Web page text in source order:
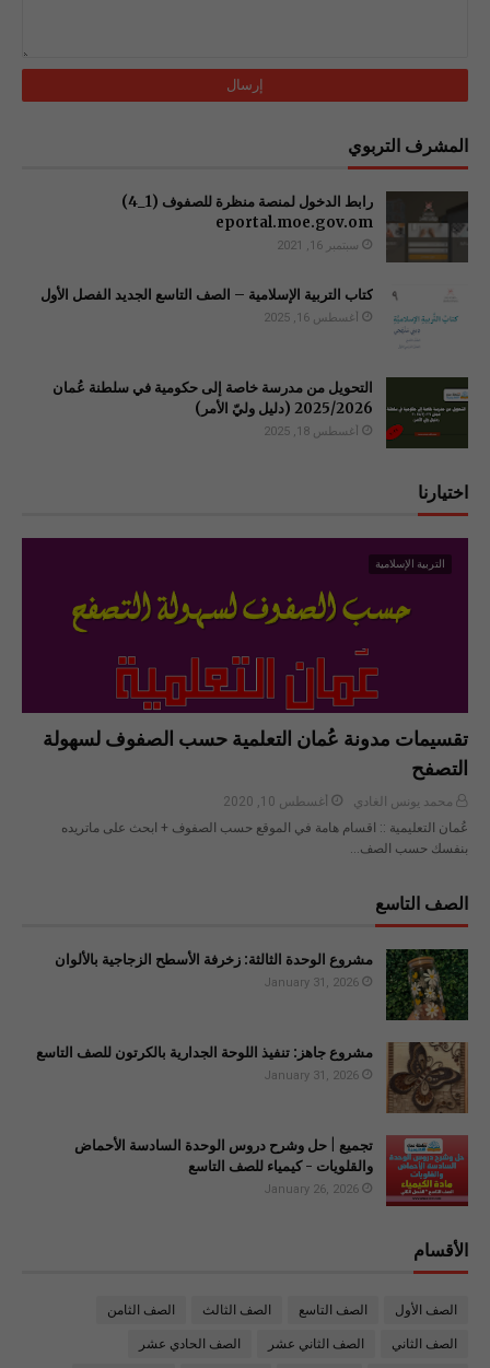
المشرف التربوي
رابط الدخول لمنصة منظرة للصفوف (1_4)
سبتمبر 16, 2021
كتاب التربية الإسلامية – الصف التاسع الجديد الفصل الأول
أغسطس 16, 2025
التحويل من مدرسة خاصة إلى حكومية في سلطنة عُمان
2025/2026 (دليل وليّ الأمر)
أغسطس 18, 2025
اختيارنا
التربية الإسلامية
تقسيمات مدونة عُمان التعلمية حسب الصفوف لسهولة
التصفح
محمد يونس الغادي
أغسطس 10, 2020
عُمان التعليمية :: اقسام هامة في الموقع حسب الصفوف + ابحث على ماتريده
بنفسك حسب الصف…
الصف التاسع
مشروع الوحدة الثالثة: زخرفة الأسطح الزجاجية بالألوان
January 31, 2026
مشروع جاهز: تنفيذ اللوحة الجدارية بالكرتون للصف التاسع
January 31, 2026
تجميع | حل وشرح دروس الوحدة السادسة الأحماض
والقلويات - كيمياء للصف التاسع
January 26, 2026
الأقسام
الصف الأول الصف التاسع الصف الثالث الصف الثامن
الصف الثاني الصف الثاني عشر الصف الحادي عشر